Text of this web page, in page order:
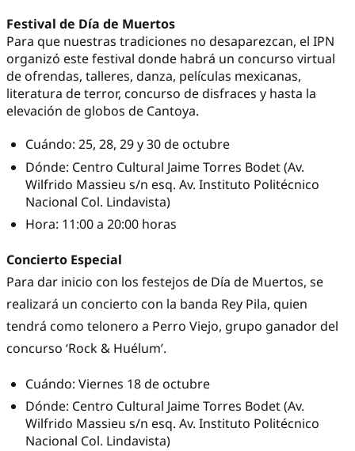
Festival de Día de Muertos
Para que nuestras tradiciones no desaparezcan, el IPN
organizó este festival donde habrá un concurso virtual
de ofrendas, talleres, danza, películas mexicanas,
literatura de terror, concurso de disfraces y hasta la
elevación de globos de Cantoya.
Cuándo: 25, 28, 29 y 30 de octubre
Dónde: Centro Cultural Jaime Torres Bodet (Av.
Wilfrido Massieu s/n esq. Av. Instituto Politécnico
Nacional Col. Lindavista)
Hora: 11:00 a 20:00 horas
Concierto Especial
Para dar inicio con los festejos de Día de Muertos, se
realizará un concierto con la banda Rey Pila, quien
tendrá como telonero a Perro Viejo, grupo ganador del
concurso ‘Rock & Huélum’.
Cuándo: Viernes 18 de octubre
Dónde: Centro Cultural Jaime Torres Bodet (Av.
Wilfrido Massieu s/n esq. Av. Instituto Politécnico
Nacional Col. Lindavista)